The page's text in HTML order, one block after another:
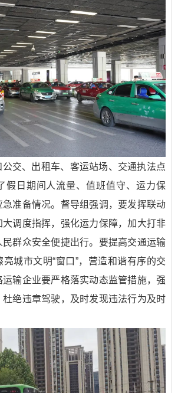
交、出租车、客运站场、交通执法点
假日期间人流量、值班值守、运力保
急准备情况。督导组强调，要发挥联动
调度指挥，强化运力保障，加大打非
群众安全便捷出行。要提高交通运输
城市文明“窗口”，营造和谐有序的交
输企业要严格落实动态监管措施，强
绝违章驾驶，及时发现违法行为及时